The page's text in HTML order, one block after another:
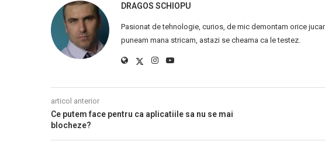
DRAGOS SCHIOPU
Pasionat de tehnologie, curios, de mic demontam orice
puneam mana stricam, astazi se cheama ca le testez.
articol anterior
Ce putem face pentru ca aplicatiile sa nu se mai
blocheze?